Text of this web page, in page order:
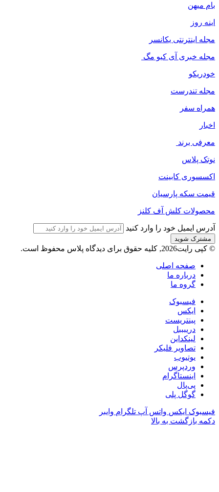
بام میهن
اینه روز
مجله اینترنتی یکانسر
مجله خبری آی کیو مگ
خودریکو
مجله‌ تندرست
همراه سفر
اخبار
معرفی برند
نوتک پلاس
اکسسوری کابینت
قیمت سکه پارسیان
محصولات کلش آف کلنز
آدرس ایمیل خود را وارد کنید
© کپی رایت2026, کلیه حقوق برای دیدگاه پلاس محفوظ است.
صفحه اصلی
درباره ما
گروه ما
فیسبوک
ایکس
پینتریست
دریبببل
لینکداین
تصاویر فلیکر
یوتیوب
وردپرس
اینستاگرام
پی‌پال
گوگل پلی
فیسبوک ایکس واتس آپ تلگرام وایبر
دکمه بازگشت به بالا